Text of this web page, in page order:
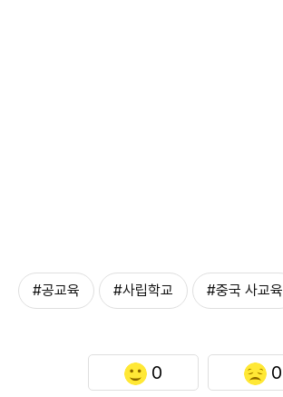
#공교육 #사립학교 #중국 사교육
0 0